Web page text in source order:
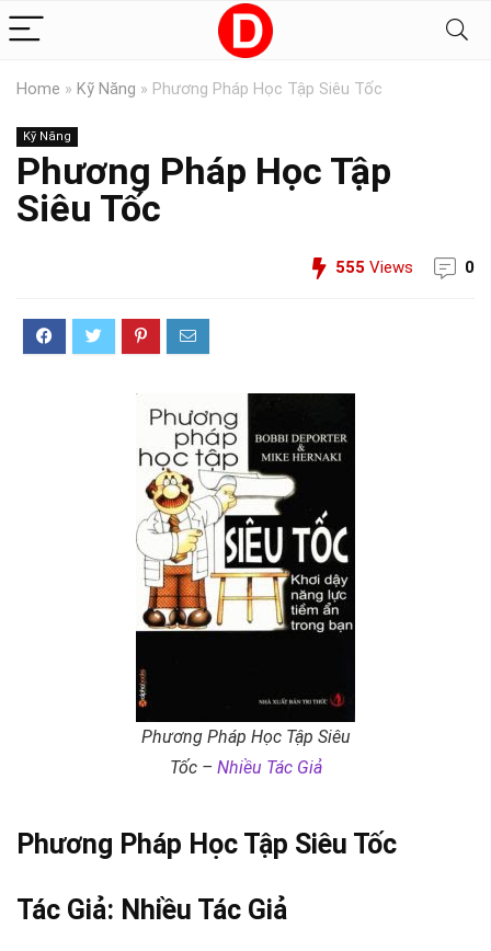
Home » Kỹ Năng » Phương Pháp Học Tập Siêu Tốc
Kỹ Năng
Phương Pháp Học Tập
Siêu Tốc
555 Views 0
Phương Pháp Học Tập Siêu
Tốc – Nhiều Tác Giả
Phương Pháp Học Tập Siêu Tốc
Tác Giả: Nhiều Tác Giả